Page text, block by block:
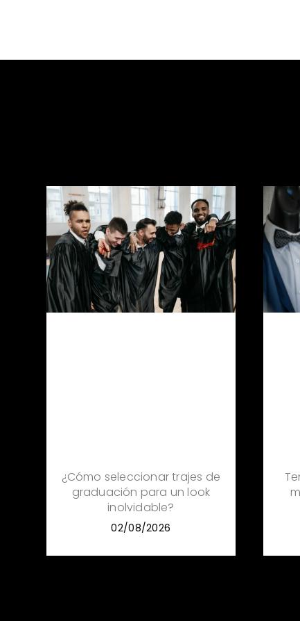
¿Cómo seleccionar trajes de
graduación para un look
inolvidable?
02/08/2026